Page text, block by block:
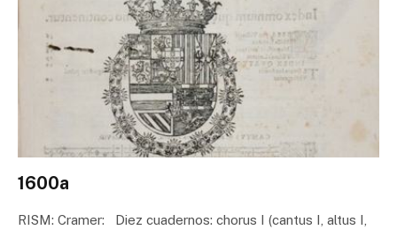
1600a
RISM: Cramer: Diez cuadernos: chorus I (cantus I, altus I,